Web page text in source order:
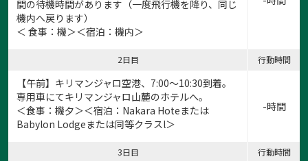
間の待機時間があります（一度飛行機を降り、同じ
機内へ戻ります）
＜ 食事：機＞＜宿泊：機内＞
2日目 行動時間
【午前】キリマンジャロ空港、7:00～10:30到着。
専用車にてキリマンジャロ山麓のホテルへ。
＜食事：機夕＞＜宿泊：Nakara Hoteまたは
Babylon Lodgeまたは同等クラスl＞
-時間
3日目 行動時間